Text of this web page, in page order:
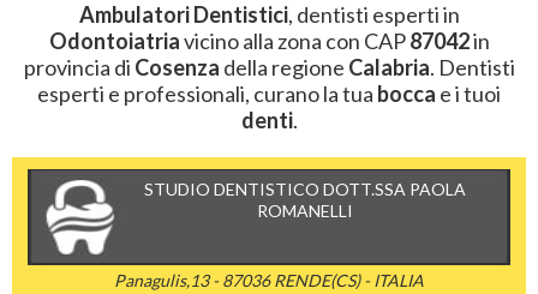
Ambulatori Dentistici, dentisti esperti in
Odontoiatriavicino alla zona con CAP87042in
provincia di Cosenza della regione Calabria. Dentisti
esperti e professionali, curano la tua bocca e i tuoi
denti.
STUDIO DENTISTICO DOTT.SSA PAOLA
ROMANELLI
Panagulis,13 - 87036 RENDE(CS) - ITALIA